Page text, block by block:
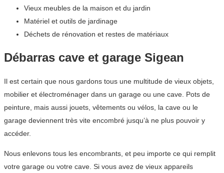
Vieux meubles de la maison et du jardin
Matériel et outils de jardinage
Déchets de rénovation et restes de matériaux
Débarras cave et garage Sigean
Il est certain que nous gardons tous une multitude de vieux objets,
mobilier et électroménager dans un garage ou une cave. Pots de
peinture, mais aussi jouets, vêtements ou vélos, la cave ou le
garage deviennent très vite encombré jusqu’à ne plus pouvoir y
accéder.
Nous enlevons tous les encombrants, et peu importe ce qui remplit
votre garage ou votre cave. Si vous avez de vieux appareils